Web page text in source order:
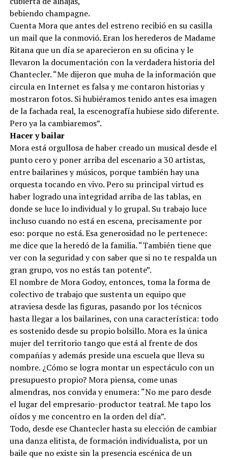
bebiendo champagne.
Cuenta Mora que antes del estreno recibió en su casilla
un mail que la conmovió. Eran los herederos de Madame
Ritana que un día se aparecieron en su oficina y le
llevaron la documentación con la verdadera historia del
Chantecler. “Me dijeron que muha de la información que
circula en Internet es falsa y me contaron historias y
mostraron fotos. Si hubiéramos tenido antes esa imagen
de la fachada real, la escenografía hubiese sido diferente.
Pero ya la cambiaremos”.
Hacer y bailar
Mora está orgullosa de haber creado un musical desde el
punto cero y poner arriba del escenario a 30 artistas,
entre bailarines y músicos, porque también hay una
orquesta tocando en vivo. Pero su principal virtud es
haber logrado una integridad arriba de las tablas, en
donde se luce lo individual y lo grupal. Su trabajo luce
incluso cuando no está en escena, precisamente por
eso: porque no está. Esa generosidad no le pertenece:
me dice que la heredó de la familia. “También tiene que
ver con la seguridad y con saber que si no te respalda un
gran grupo, vos no estás tan potente”.
El nombre de Mora Godoy, entonces, toma la forma de
colectivo de trabajo que sustenta un equipo que
atraviesa desde las figuras, pasando por los técnicos
hasta llegar a los bailarines, con una característica: todo
es sostenido desde su propio bolsillo. Mora es la única
mujer del territorio tango que está al frente de dos
compañías y además preside una escuela que lleva su
nombre. ¿Cómo se logra montar un espectáculo con un
presupuesto propio? Mora piensa, come unas
almendras, nos convida y enumera: “No me paro desde
el lugar del empresario-productor teatral. Me tapo los
oídos y me concentro en la orden del día”.
Todo, desde ese Chantecler hasta su elección de cambiar
una danza elitista, de formación individualista, por un
baile que no existe sin la presencia escénica de un